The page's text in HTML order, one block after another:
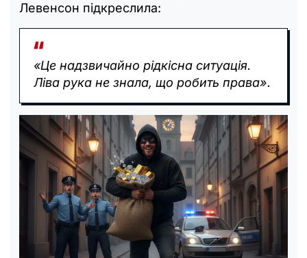
Левенсон підкреслила:
«Це надзвичайно рідкісна ситуація.
Ліва рука не знала, що робить права».